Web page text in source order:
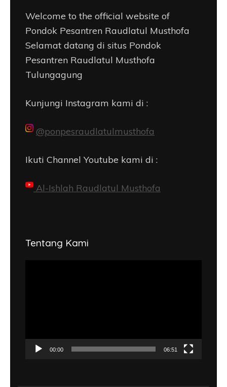
Welcome to the official website of
Pondok Pesantren Raudlatul Musthofa
Selamat datang di situs Pondok
Pesantren Raudlatul Musthofa
Tulungagung
Kunjungi Instagram kami di :
@ponpesraudlatulmusthofa
Ikuti Channel Youtube kami di :
Al-Ishlah Raudlatul Musthofa
Tentang Kami
00:00 06:51